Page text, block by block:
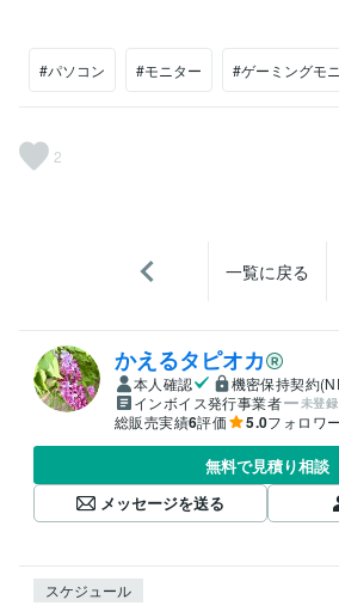
#パソコン #モニター #ゲーミングモ
2
一覧に戻る
かえるタピオカ
本人確認
機密保持契約
インボイス発行事業者
未登録
総販売実績6評価 5.0フォロワ
無料で見積り相談
メッセージを送る
スケジュール